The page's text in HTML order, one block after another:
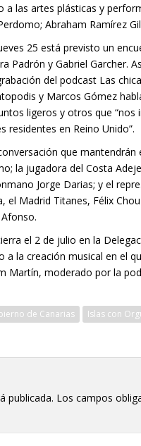
a las artes plásticas y
Abraham Ramírez
25 está previsto un
Padrón y Gabriel Garcher.
del podcast Las
y Marcos Gómez
ligeros y otros que
residentes en Reino Unido”.
que mantendrán
la jugadora del Costa
Jorge Darias; y el
el Madrid Titanes, Félix
el 2 de julio en la
la creación musical en el
Martín, moderado por la
de Canarias Islas con
publicada. Los campos